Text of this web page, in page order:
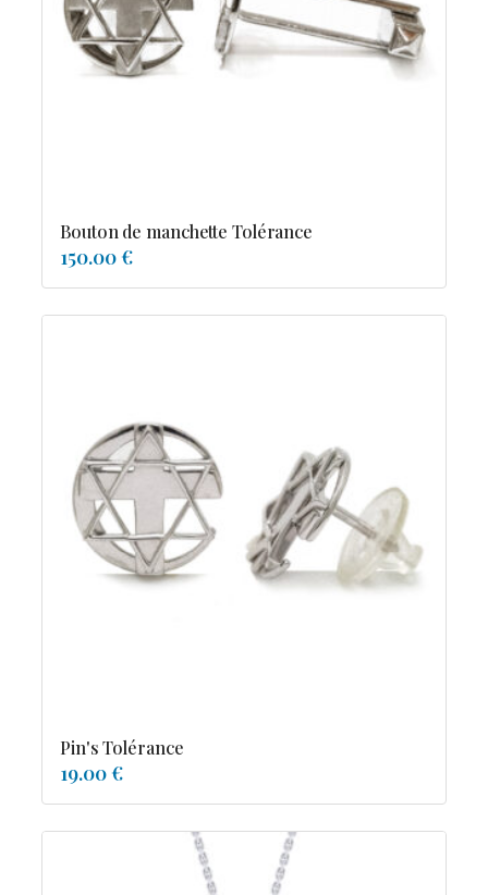
Bouton de manchette Tolérance
150.00 €
Pin's Tolérance
19.00 €